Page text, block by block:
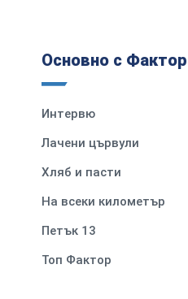
Основно с Фактор
Интервю
Лачени цървули
Хляб и пасти
На всеки километър
Петък 13
Топ Фактор